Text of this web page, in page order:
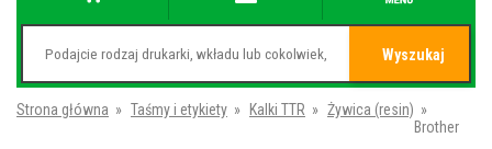
Wyszukaj
Strona główna » Taśmy i etykiety » Kalki TTR » Żywica (resin) »
Brother